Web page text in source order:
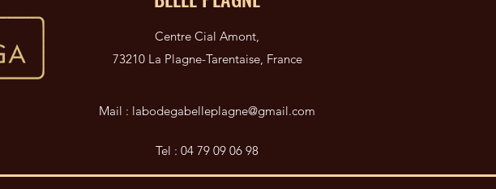
Centre Cial Amont,
73210 La Plagne-Tarentaise, France
Mail : labodegabelleplagne@gmail.com
Tel : 04 79 09 06 98